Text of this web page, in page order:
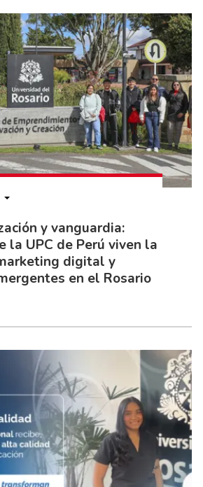
y vanguardia:
la UPC de Perú viven la
digital y
en el Rosario